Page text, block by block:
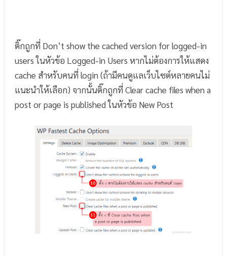
ติ๊กถูกที่ Don’t show the cached version for logged-in
users ในหัวข้อ Logged-in Users หากไม่ต้องการให้แสดง
cache สำหรับคนที่ login (ถ้ามีคนดูแลเว็บไซต์หลายคนไม่
แนะนำให้เลือก) จากนั้นติ๊กถูกที่ Clear cache files when a
post or page is published ในหัวข้อ New Post